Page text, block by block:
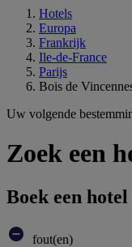
Hotels
Europa
Frankrijk
Ile-de-France
Parijs
Bois de
Uw volgende
Zoek een
Boek een
fout(en)